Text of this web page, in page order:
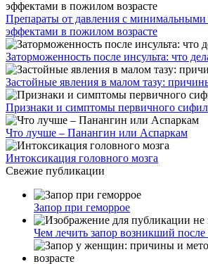
Препараты от давления с
эффектами в пожилом возрасте
Заторможенность после инсульта: что
Застойные явления в малом тазу:
Признаки и симптомы первичного
Что лучше – Панангин или Аспаркам
Интоксикация головного мозга
Свежие публикации
Запор при геморрое
Чем лечить запор возникший после